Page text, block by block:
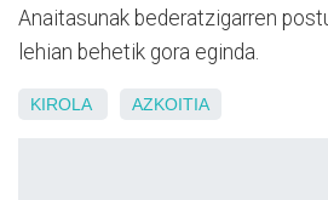
Anaitasunak bederatzigarren
lehian behetik gora eginda.
KIROLA AZKOITIA